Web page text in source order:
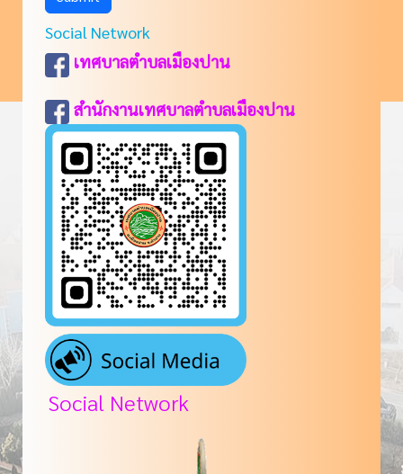
Social Network
เทศบาลตำบลเมืองปาน
สำนักงานเทศบาลตำบลเมืองปาน
Social Network